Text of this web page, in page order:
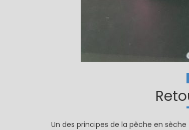
Un des principes de la pêche en